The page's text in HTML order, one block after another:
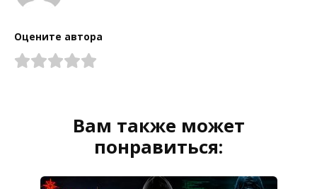
Оцените автора
Вам также может
понравиться: